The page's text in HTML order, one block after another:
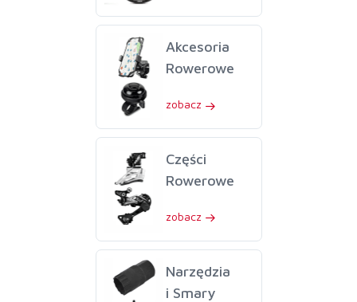
Akcesoria
Rowerowe
zobacz
Części
Rowerowe
zobacz
Narzędzia
i Smary